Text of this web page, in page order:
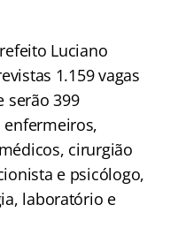
Luciano
1.159 vagas
serão 399
cirurgião
e psicólogo,
laboratório e